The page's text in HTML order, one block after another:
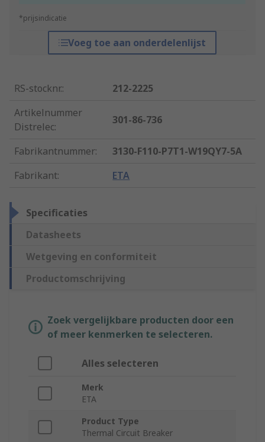
*prijsindicatie
Voeg toe aan onderdelenlijst
RS-stocknr.:
212-2225
Artikelnummer
Distrelec:
301-86-736
Fabrikantnummer:
3130-F110-P7T1-W19QY7-5A
Fabrikant: ETA
Specificaties
Datasheets
Wetgeving en conformiteit
Productomschrijving
Zoek vergelijkbare producten door een
of meer kenmerken te selecteren.
Alles selecteren
Merk
ETA
Product Type
Thermal Circuit Breaker